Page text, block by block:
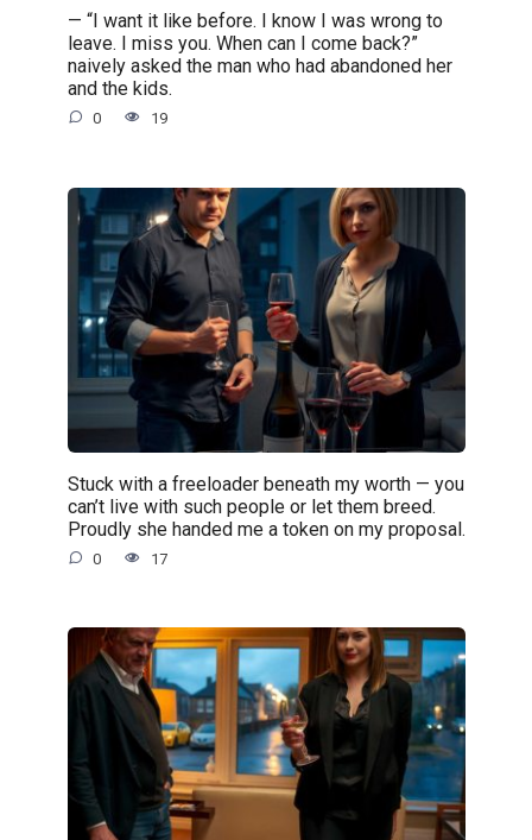
— “I want it like before. I know I was wrong to
leave. I miss you. When can I come back?”
naively asked the man who had abandoned her
and the kids.
0 19
Stuck with a freeloader beneath my worth — you
can’t live with such people or let them breed.
Proudly she handed me a token on my proposal.
0 17